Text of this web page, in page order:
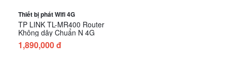
Thiết bị phát Wifi 4G
TP LINK TL-MR400 Router
Không dây Chuẩn N 4G
1,890,000 đ